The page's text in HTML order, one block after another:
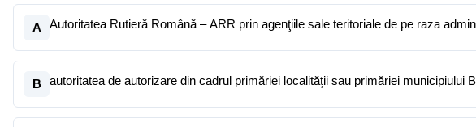
A Autoritatea Rutieră Română – ARR prin agenţiile sale teritoriale de pe raza
B autoritatea de autorizare din cadrul primăriei localităţii sau primăriei